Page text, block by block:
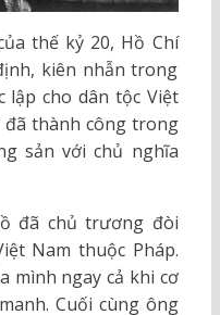
thế kỷ 20, Hồ Chí
kiên nhẫn trong
lập cho dân tộc Việt
đã thành công trong
sản với chủ nghĩa
đã chủ trương đòi
Nam thuộc Pháp.
mình ngay cả khi cơ
Cuối cùng ông